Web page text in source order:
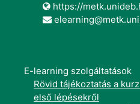
https://
E-learning szolgáltatások
Rövid tájékoztatás a
első lépésekről